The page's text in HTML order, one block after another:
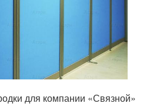
для компании «Связной»